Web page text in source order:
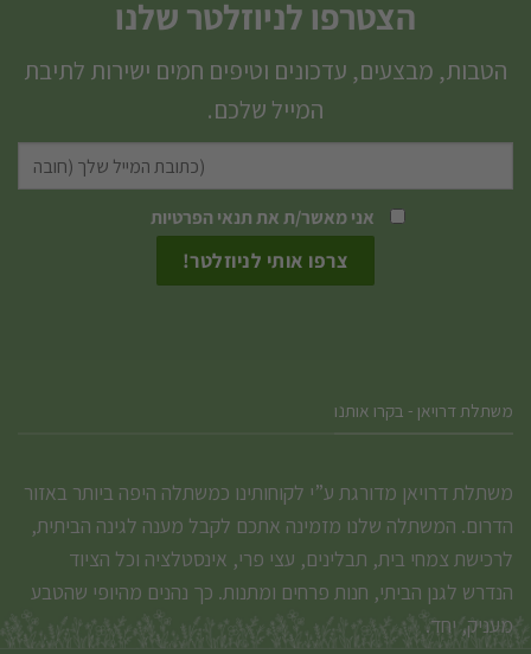
הצטרפו לניוזלטר שלנו
הטבות, מבצעים, עדכונים וטיפים חמים ישירות לתיבת
המייל שלכם.
אני מאשר/ת אתתנאי הפרטיות
משתלת דרויאן - בקרו אותנו
משתלת דרויאן מדורגת ע”י לקוחותינו כמשתלה היפה ביותר באזור
הדרום. המשתלה שלנו מזמינה אתכם לקבל מענה לגינה הביתית,
לרכישת צמחי בית, תבלינים, עצי פרי, אינסטלציה וכל הציוד
הנדרש לגנן הביתי, חנות פרחים ומתנות. כך נהנים מהיופי שהטבע
מעניק, יחד.